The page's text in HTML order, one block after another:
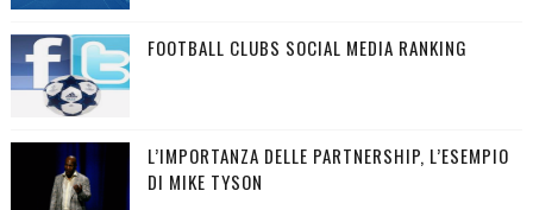
FOOTBALL CLUBS SOCIAL MEDIA RANKING
L’IMPORTANZA DELLE PARTNERSHIP, L’ESEMPIO
DI MIKE TYSON